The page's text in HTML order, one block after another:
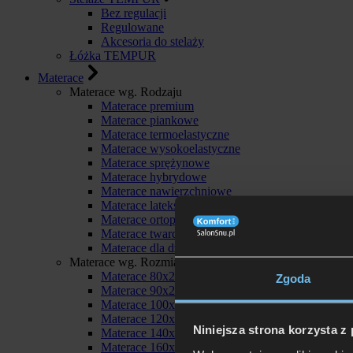
Zgoda
Niniejsza strona korzysta z
Bez regulacji
Regulowane
Akcesoria do stelaży
Łóżka TEMPUR
Materace
Materace wg. Rodzaju
Materace premium
Materace piankowe
Materace termoelastyczne
Materace wysokoelastyczne
Materace sprężynowe
Materace hybrydowe
Materace nawierzchniowe
Materace lateksowe
Materace ortopedyczne
Materace twarde
Materace dla dzieci
Materace wg. Rozmiaru
Materace 80x200
Materace 90x200
Materace 100x200
Materace 120x200
Materace 140x200
Materace 160x200